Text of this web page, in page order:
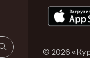
© 2026